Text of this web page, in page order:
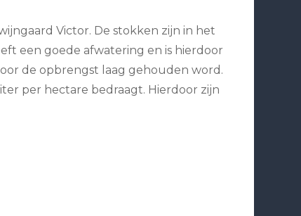
Victor. De stokken zijn in het
een goede afwatering en is hierdoor
de opbrengst laag gehouden word.
per hectare bedraagt. Hierdoor zijn